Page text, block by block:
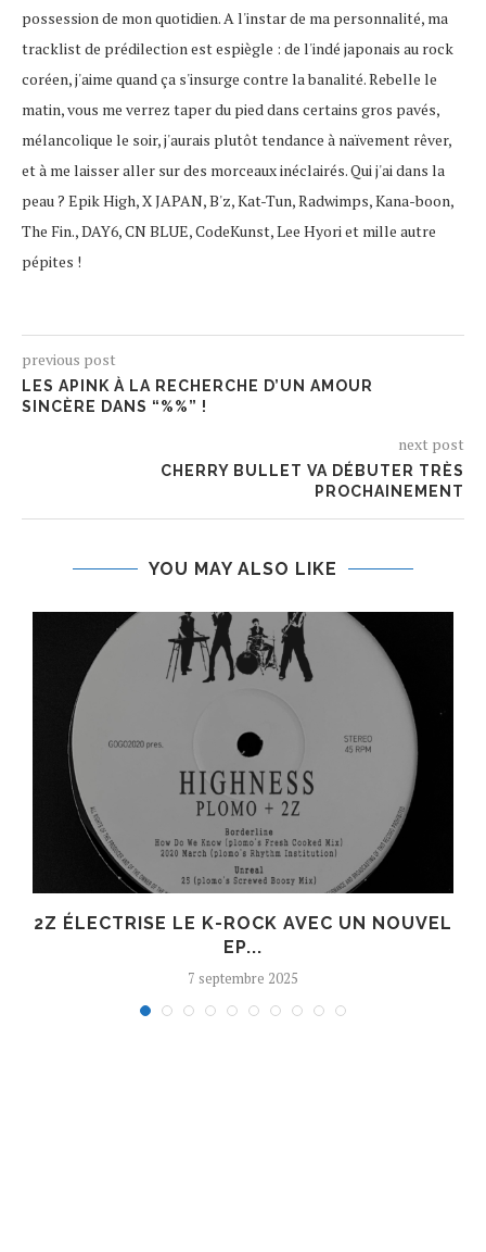
possession de mon quotidien. A l'instar de ma personnalité, ma
tracklist de prédilection est espiègle : de l'indé japonais au rock
coréen, j'aime quand ça s'insurge contre la banalité. Rebelle le
matin, vous me verrez taper du pied dans certains gros pavés,
mélancolique le soir, j'aurais plutôt tendance à naïvement rêver,
et à me laisser aller sur des morceaux inéclairés. Qui j'ai dans la
peau ? Epik High, X JAPAN, B'z, Kat-Tun, Radwimps, Kana-boon,
The Fin., DAY6, CN BLUE, CodeKunst, Lee Hyori et mille autre
pépites !
previous post
LES APINK À LA RECHERCHE D’UN AMOUR
SINCÈRE DANS “%%” !
next post
CHERRY BULLET VA DÉBUTER TRÈS
PROCHAINEMENT
YOU MAY ALSO LIKE
2Z ÉLECTRISE LE K-ROCK AVEC UN NOUVEL
EP...
7 septembre 2025